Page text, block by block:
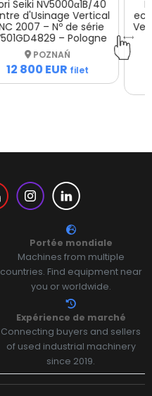
Mori Seiki NV5000α1B/40
Centre d'Usinage Vertical
CNC 2007 – Nº de série
NV501GD4829 – Pologne
54 600 PLN filet
Portée mondiale
Machines from multiple
countries. Find equipment near
you or worldwide.
Expérience de marché
Connecting buyers and sellers
of used industrial machinery
since 2019.